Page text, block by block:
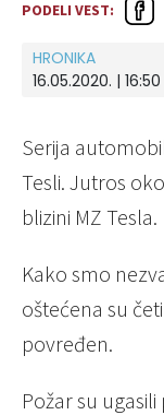
PODELI VEST:
HRONIKA
16.05.2020. |
Serija
Tesli. Jutros
blizini MZ Tesla.
Kako smo
oštećena su
povređen.
Požar su